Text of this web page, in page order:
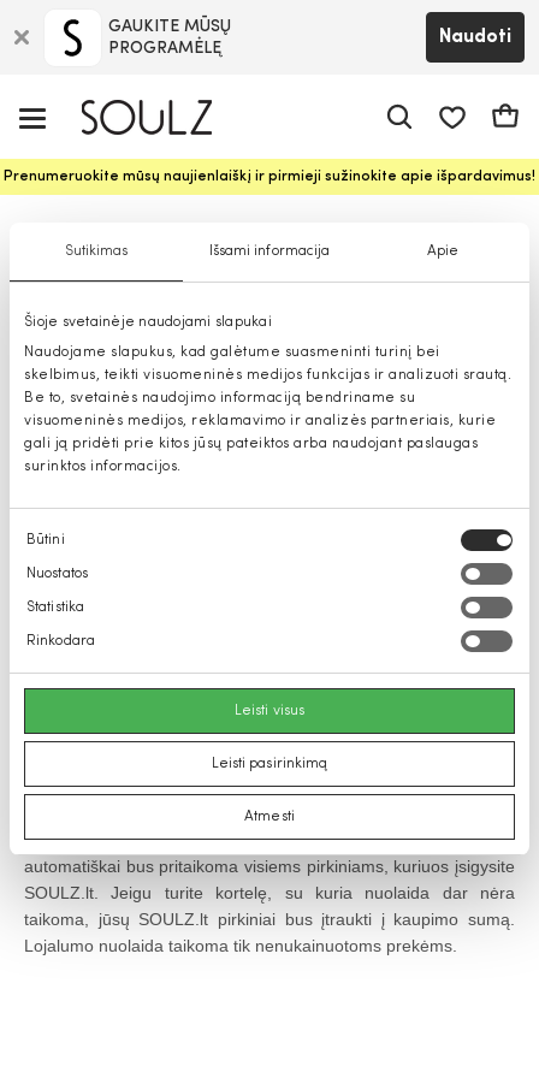
Sutikimas Išsami informacija Apie
Šioje svetainėje naudojami slapukai
Naudojame slapukus, kad galėtume suasmeninti turinį bei
skelbimus, teikti visuomeninės medijos funkcijas ir analizuoti srautą.
Be to, svetainės naudojimo informaciją bendriname su
visuomeninės medijos, reklamavimo ir analizės partneriais, kurie
gali ją pridėti prie kitos jūsų pateiktos arba naudojant paslaugas
surinktos informacijos.
Sutikimo
pasirinkimas
Būtini
Nuostatos
Statistika
Rinkodara
Leisti visus
Leisti pasirinkimą
Atmesti
GAUKITE MŪSŲ
PROGRAMĖLĘ
Naudoti
Prenumeruokite mūsų naujienlaiškį ir pirmieji sužinokite apie išpardavimus!
Lojalumas
AR SOULZ.LT INTERNETINĖJE PARDUOTUVĖJE GALIOJA „APRANGOS
Soulz.lt intrenetinėje parduotuvėje galioja „City” ir VIP
lojalumo kortelės.
AR LOJALUMO KORTELĖS NUOLAIDA GALIOJA VISOMS
PREKĖMS?
Lojalumo kortelės galioja visoms nenukainuotoms SOULZ.lt
AR PIRKINIAI, ĮSIGYTI SOULZ.LT INTERNETINĖJE
PARDUOTUVĖJE, ĮTRAUKIAMI Į LOJALUMO KORTELĖS
KAUPIMO SUMĄ?
Taip, visų SOULZ.lt internetinėje parduotuvėje įsigytų pirkinių
sumos kaupiasi kliento lojalumo kortelėje.
KAIP SUAKTYVUOTI TURIMĄ LOJALUMO KORTELĘ
SOULZ.LT INTERNETINĖJE PARDUOTUVĖJE?
Susikurkite pirkėjo paskyrą SOULZ.lt internetinėje parduotuvėje.
Kairėje paskyros pusėje spauskite nuorodą „LOJALUMAS”,
laukelyje „KORTELĖS KODAS” įveskite savo lojalumo kortelės
numerį ir spauskite „IŠSAUGOTI”. Pridėjus kortelę, nuolaida
automatiškai bus pritaikoma visiems pirkiniams, kuriuos įsigysite
SOULZ.lt. Jeigu turite kortelę, su kuria nuolaida dar nėra
taikoma, jūsų SOULZ.lt pirkiniai bus įtraukti į kaupimo sumą.
Lojalumo nuolaida taikoma tik nenukainuotoms prekėms.